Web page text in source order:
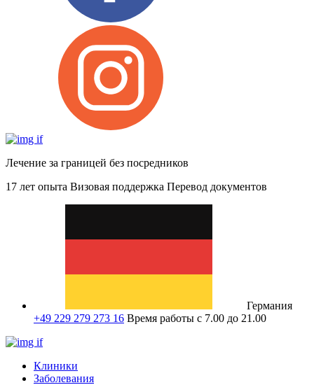
Лечение за границей без посредников
17 лет опыта Визовая поддержка Перевод документов
Германия
+49 229 279 273 16 Время работы с 7.00 до 21.00
Клиники
Заболевания